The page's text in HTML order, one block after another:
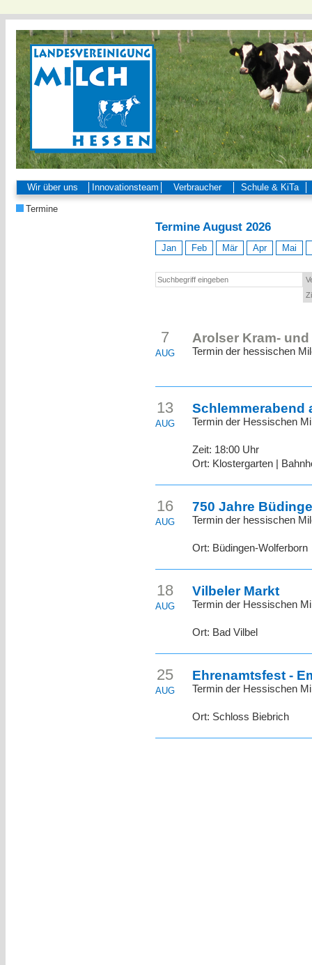
Wir über uns Innovationsteam Verbraucher Schule & KiTa
Termine
Termine August 2026
Jan Feb Mär Apr Mai
7
AUG
Arolser Kram-
Termin der hessischen
13
AUG
Schlemmerabend
Termin der Hessischen
Zeit: 18:00 Uhr
Ort: Klostergarten |
16
AUG
750 Jahre
Termin der hessischen
Ort: Büdingen-Wolferborn
18
AUG
Vilbeler Markt
Termin der Hessischen
Ort: Bad Vilbel
25
AUG
Ehrenamtsfest -
Termin der Hessischen
Ort: Schloss Biebrich